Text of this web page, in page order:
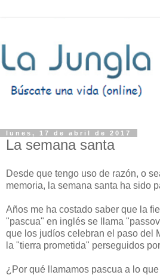
lunes, 17 de abril de 2017
La semana santa
Desde que tengo uso de razón, o
memoria, la semana santa ha sido
Años me ha costado saber que la
"pascua" en inglés se llama
que los judíos celebran el paso del
la "tierra prometida" perseguidos
¿Por qué llamamos pascua a lo